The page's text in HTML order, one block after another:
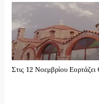
Στις 12 Νοεμβρίου